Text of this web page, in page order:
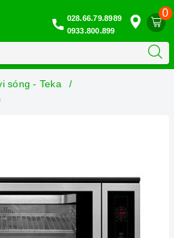
0
028.66.79.8989
0933.800.899
sóng - Teka